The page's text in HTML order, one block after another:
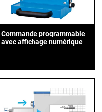
Commande programmable
avec affichage numérique